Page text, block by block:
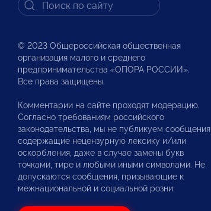
© 2023 Общероссийская общественная
организация малого и среднего
предпринимательства «ОПОРА РОССИИ».
Все права защищены.
Комментарии на сайте проходят модерацию.
Согласно требованиям российского
законодательства, мы не публикуем сообщения,
содержащие нецензурную лексику и/или
оскорбления, даже в случае замены букв
точками, тире и любыми иными символами. Не
допускаются сообщения, призывающие к
межнациональной и социальной розни.